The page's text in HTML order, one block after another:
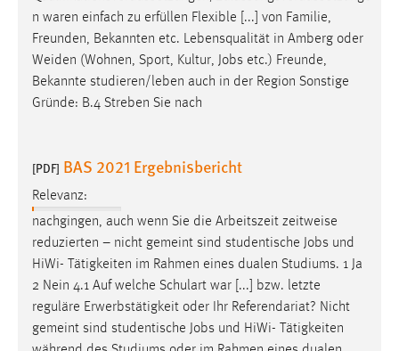
n waren einfach zu erfüllen Flexible [...] von Familie,
Freunden, Bekannten etc. Lebensqualität in Amberg oder
Weiden (Wohnen, Sport, Kultur, Jobs etc.) Freunde,
Bekannte studieren/leben auch in der Region Sonstige
Gründe: B.4 Streben Sie nach
[PDF] BAS 2021 Ergebnisbericht
Relevanz:
nachgingen, auch wenn Sie die Arbeitszeit zeitweise
reduzierten – nicht gemeint sind studentische Jobs und
HiWi- Tätigkeiten im Rahmen eines dualen Studiums. 1 Ja
2 Nein 4.1 Auf welche Schulart war [...] bzw. letzte
reguläre Erwerbstätigkeit oder Ihr Referendariat? Nicht
gemeint sind studentische Jobs und HiWi- Tätigkeiten
Max. 13 Monate
MARKETING
Marketing Cookies werden von Drittanbietern
hinweg verfolgen.
Google Ads
Name:
_gcl_au
Anbieter:
Google Ireland Limited